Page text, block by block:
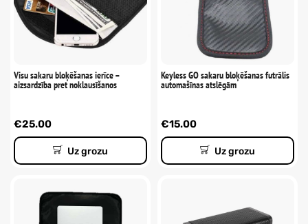
Visu sakaru bloķēšanas ierīce –
aizsardzība pret noklausīšanos
€25.00
Uz grozu
Keyless GO sakaru bloķēšanas futrālis
automašīnas atslēgām
€15.00
Uz grozu